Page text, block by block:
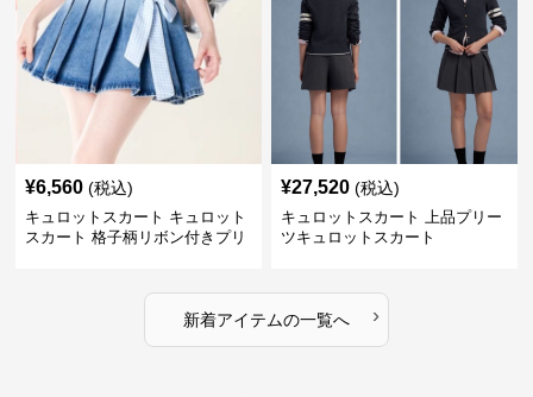
¥6,560 (税込)
キュロットスカート キュロット
スカート 格子柄リボン付きプリ
¥27,520 (税込)
キュロットスカート 上品プリー
ツキュロットスカート
新着アイテムの一覧へ ›